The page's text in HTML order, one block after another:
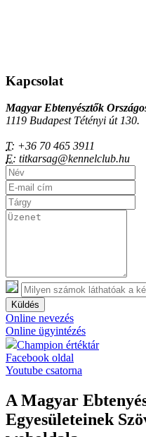
Kapcsolat
Magyar Ebtenyésztők
1119 Budapest Tétényi út 130.
T: +36 70 465 3911
E: titkarsag@kennelclub.hu
Küldés
Online nevezés
Online ügyintézés
Champion értéktár
Facebook oldal
Youtube csatorna
A Magyar
Egyesületeinek